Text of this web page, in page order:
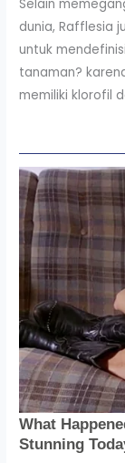
Selain
dunia, Rafflesia
untuk
tanaman?
memiliki klorofil